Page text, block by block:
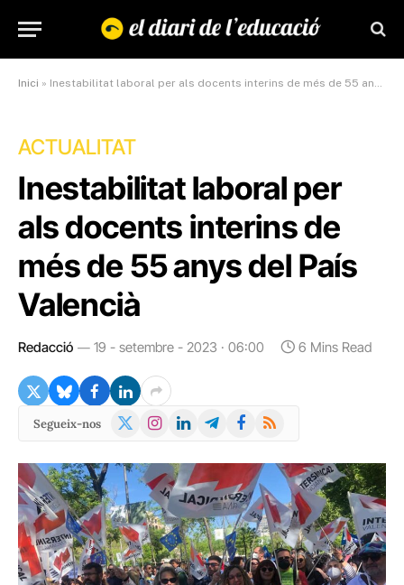
Inici » Inestabilitat laboral per als docents interins de més de 55 anys del País Valencià
ACTUALITAT
Inestabilitat laboral per
als docents interins de
més de 55 anys del País
Valencià
Redacció 19 - setembre - 2023 · 06:00 6 Mins Read
Segueix-nos
X
Instagram
LinkedInTelegramFacebook
RSS